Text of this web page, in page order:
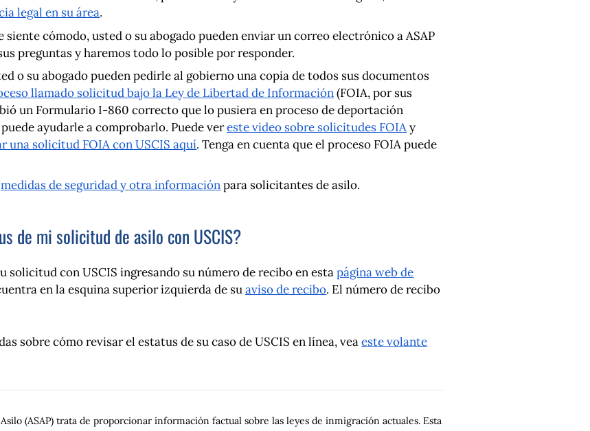
legal en su área.
siente cómodo, usted o su abogado pueden enviar un correo electrónico a ASAP
preguntas y haremos todo lo posible por responder.
o su abogado pueden pedirle al gobierno una copia de todos sus documentos
llamado solicitud bajo la Ley de Libertad de Información(FOIA, por sus
un Formulario I-860 correcto que lo pusiera en proceso de deportación
ayudarle a comprobarlo. Puede vereste video sobre solicitudes FOIAy
una solicitud FOIA con USCIS aquí. Tenga en cuenta que el proceso FOIA puede
medidas de seguridad y otra informaciónpara solicitantes de asilo.
de mi solicitud de asilo con USCIS?
solicitud con USCIS ingresando su número de recibo en estapágina web de
en la esquina superior izquierda de suaviso de recibo. El número de recibo
sobre cómo revisar el estatus de su caso de USCIS en línea, veaeste volante
(ASAP) trata de proporcionar información factual sobre las leyes de inmigración actuales. Esta